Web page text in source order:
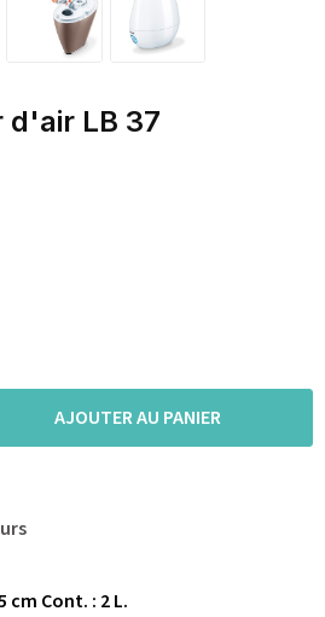
LB 37
AJOUTER AU PANIER
cm Cont. : 2 L.